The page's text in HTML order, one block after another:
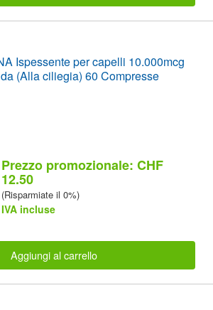
Ispessente per capelli 10.000mcg
(Alla ciliegia) 60 Compresse
Prezzo promozionale: CHF
12.50
(Risparmiate il 0%)
IVA incluse
Aggiungi al carrello